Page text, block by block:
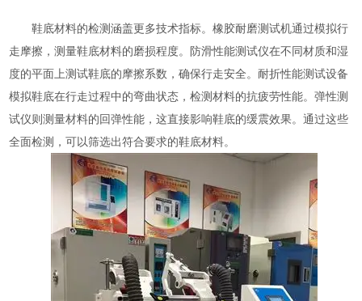
鞋底材料的检测涵盖更多技术指标。橡胶耐磨测试机通过模拟行
走摩擦，测量鞋底材料的磨损程度。防滑性能测试仪在不同材质和湿
度的平面上测试鞋底的摩擦系数，确保行走安全。耐折性能测试设备
模拟鞋底在行走过程中的弯曲状态，检测材料的抗疲劳性能。弹性测
试仪则测量材料的回弹性能，这直接影响鞋底的缓震效果。通过这些
全面检测，可以筛选出符合要求的鞋底材料。